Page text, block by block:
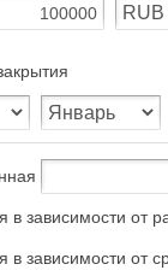
зависимости от
зависимости от